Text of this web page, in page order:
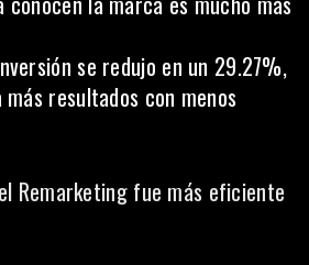
se redujo en un 29.27%,
resultados con menos
Remarketing fue más eficiente